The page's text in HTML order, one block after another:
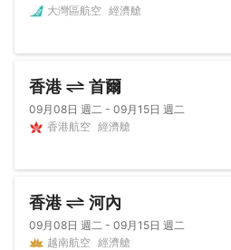
大灣區航空 經濟艙
香港 首爾
09月08日 週二 - 09月15日 週二
香港航空 經濟艙
香港 河內
09月08日 週二 - 09月15日 週二
越南航空 經濟艙